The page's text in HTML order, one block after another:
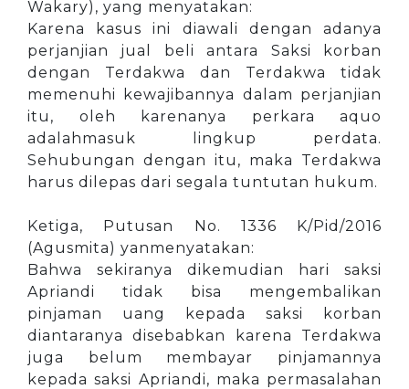
Wakary), yang menyatakan:
Karena kasus ini diawali dengan adanya
perjanjian jual beli antara Saksi korban
dengan Terdakwa dan Terdakwa tidak
memenuhi kewajibannya dalam perjanjian
itu, oleh karenanya perkara aquo
adalahmasuk lingkup perdata.
Sehubungan dengan itu, maka Terdakwa
harus dilepas dari segala tuntutan hukum.
Ketiga, Putusan No. 1336 K/Pid/2016
(Agusmita) yanmenyatakan:
Bahwa sekiranya dikemudian hari saksi
Apriandi tidak bisa mengembalikan
pinjaman uang kepada saksi korban
diantaranya disebabkan karena Terdakwa
juga belum membayar pinjamannya
kepada saksi Apriandi, maka permasalahan